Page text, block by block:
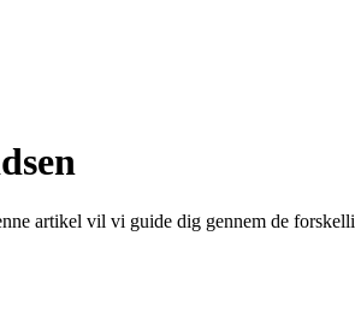
artikel vil vi guide dig gennem de